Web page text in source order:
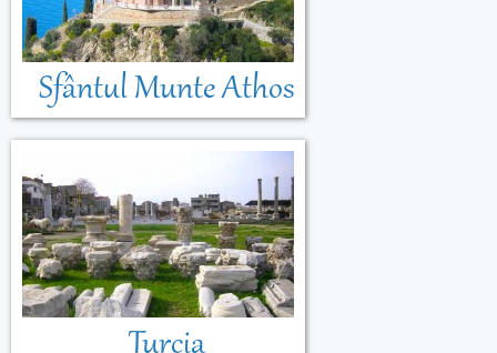
Sfântul Munte Athos